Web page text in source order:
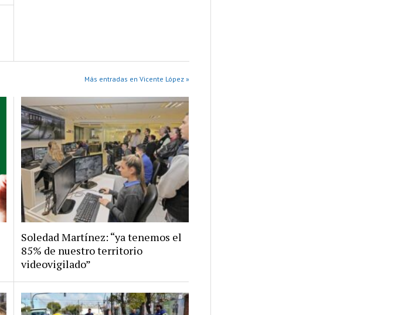
Más entradas en Vicente López »
Soledad Martínez: “ya tenemos el
85% de nuestro territorio
videovigilado”